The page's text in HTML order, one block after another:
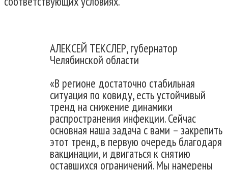
АЛЕКСЕЙ ТЕКСЛЕР, губернатор
Челябинской области
«В регионе достаточно стабильная
ситуация по ковиду, есть устойчивый
тренд на снижение динамики
распространения инфекции. Сейчас
основная наша задача с вами – закрепить
этот тренд, в первую очередь благодаря
вакцинации, и двигаться к снятию
оставшихся ограничений. Мы намерены